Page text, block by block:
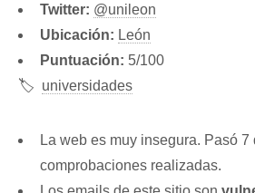
Twitter: @unileon
Ubicación: León
Puntuación: 5/100
🏷️ universidades
La web es muy insegura. Pasó 7
comprobaciones realizadas.